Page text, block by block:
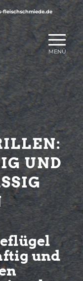
fleischschmiede.de
UND
G
und